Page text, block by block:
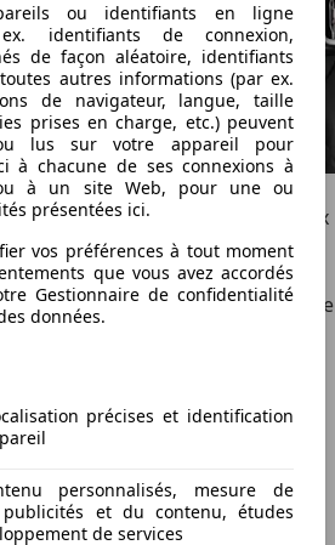
se sont démarqués par leur prix
généreux. Vous l’aurez
ne déroge pas à la règle. Elle
central tactile de 14,6 pouces, de
climatisation automatique, du
caméras 360°. Tout cela…pour
En quelques mots : la Leapmotor
sa catégorie.
ou identifiants en ligne
identifiants de connexion,
de façon aléatoire, identifiants
autres informations (par ex.
de navigateur, langue, taille
prises en charge, etc.) peuvent
lus sur votre appareil pour
à chacune de ses connexions à
à un site Web, pour une ou
présentées ici.
vos préférences à tout moment
que vous avez accordés
Gestionnaire de confidentialité
données.
précises et identification
personnalisés, mesure de
et du contenu, études
de services